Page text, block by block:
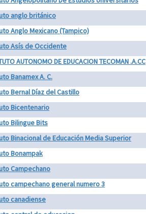
anglo británico
Anglo Mexicano (Tampico)
Asís de Occidente
AUTONOMO DE EDUCACION TECOMAN .A.CC
Banamex A. C.
Bernal Díaz del Castillo
Bicentenario
Bilingue Bits
Binacional de Educación Media Superior
Bonampak
Campechano
campechano general numero 3
canadiense